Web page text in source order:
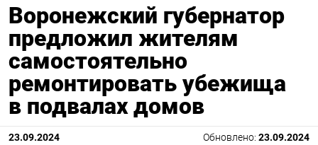
Воронежский губернатор
предложил жителям
самостоятельно
ремонтировать убежища
в подвалах домов
23.09.2024 Обновлено: 23.09.2024